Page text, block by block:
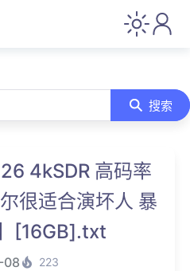
搜索
4kSDR 高码率
很适合演坏人 暴
[16GB].txt
08 223